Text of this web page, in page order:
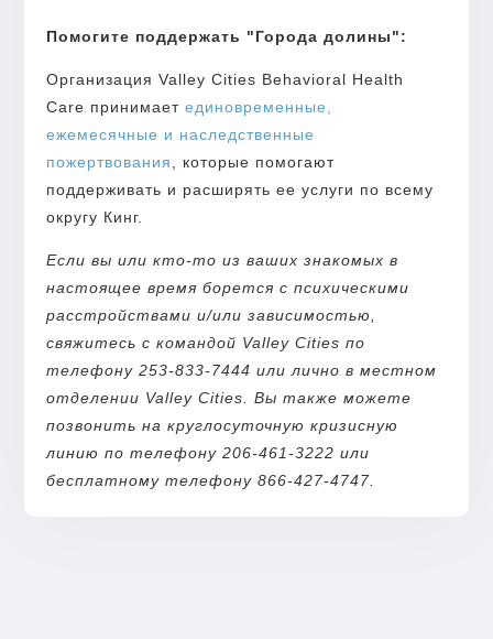
Помогите поддержать "Города долины":
Организация Valley Cities Behavioral Health
Care принимаетединовременные,
ежемесячные и наследственные
пожертвования
, которые помогают
поддерживать и расширять ее услуги по всему
округу Кинг.
Если вы или кто-то из ваших знакомых в
настоящее время борется с психическими
расстройствами и/или зависимостью,
свяжитесь с командой Valley Cities по
телефону 253-833-7444 или лично в местном
отделении Valley Cities. Вы также можете
позвонить на круглосуточную кризисную
линию по телефону 206-461-3222 или
бесплатному телефону 866-427-4747.